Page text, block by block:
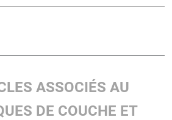
ASSOCIÉS AU
DE COUCHE ET